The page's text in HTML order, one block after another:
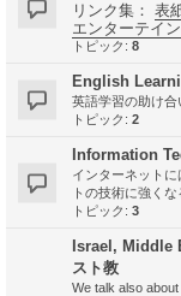
リンク集： 表
エンターテイ
トピック: 8
English
英語学習の助け合
トピック: 2
Information
インターネット
トの技術に強く
トピック: 3
Israel, Middle
スト教
We talk also